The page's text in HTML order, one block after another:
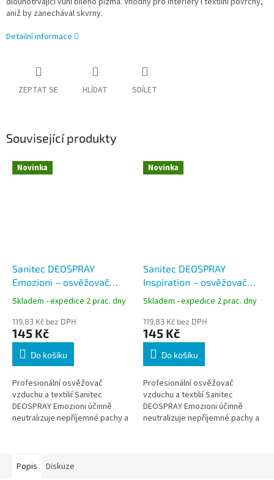
aniž by zanechával skvrny.
Detailní informace
ZEPTAT SE HLÍDAT SDÍLET
Související produkty
Novinka
Sanitec DEOSPRAY
Emozioni – osvěžovač
vzduchu a textilií 300 ml
Skladem - expedice 2 prac. dny
119,83 Kč bez DPH
145 Kč
Do košíku
Profesionální osvěžovač
vzduchu a textilií Sanitec
DEOSPRAY Emozioni účinně
neutralizuje nepříjemné pachy a
Novinka
Sanitec DEOSPRAY
Inspiration – osvěžovač
vzduchu a textilií 300 ml
Skladem - expedice 2 prac. dny
119,83 Kč bez DPH
145 Kč
Do košíku
Profesionální osvěžovač
vzduchu a textilií Sanitec
DEOSPRAY Emozioni účinně
neutralizuje nepříjemné pachy a
Popis
Diskuze